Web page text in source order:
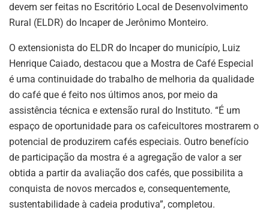
devem ser feitas no Escritório Local de Desenvolvimento
Rural (ELDR) do Incaper de Jerônimo Monteiro.
O extensionista do ELDR do Incaper do município, Luiz
Henrique Caiado, destacou que a Mostra de Café Especial
é uma continuidade do trabalho de melhoria da qualidade
do café que é feito nos últimos anos, por meio da
assistência técnica e extensão rural do Instituto. “É um
espaço de oportunidade para os cafeicultores mostrarem o
potencial de produzirem cafés especiais. Outro benefício
de participação da mostra é a agregação de valor a ser
obtida a partir da avaliação dos cafés, que possibilita a
conquista de novos mercados e, consequentemente,
sustentabilidade à cadeia produtiva”, completou.